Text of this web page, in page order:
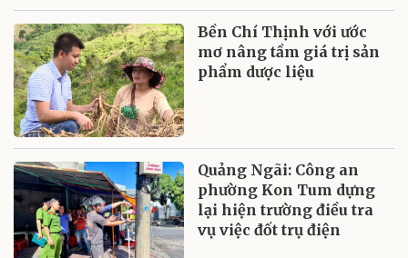
Bền Chí Thịnh với ước
mơ nâng tầm giá trị sản
phẩm dược liệu
Quảng Ngãi: Công an
phường Kon Tum dựng
lại hiện trường điều tra
vụ việc đốt trụ điện